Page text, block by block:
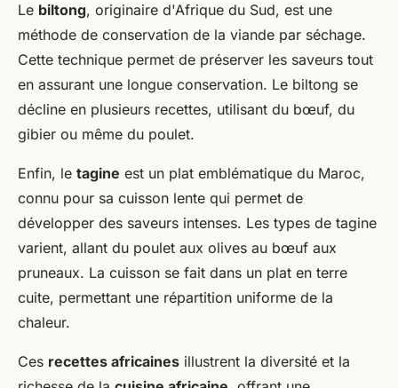
Le biltong, originaire d'Afrique du Sud, est une
méthode de conservation de la viande par séchage.
Cette technique permet de préserver les saveurs tout
en assurant une longue conservation. Le biltong se
décline en plusieurs recettes, utilisant du bœuf, du
gibier ou même du poulet.
Enfin, le tagine est un plat emblématique du Maroc,
connu pour sa cuisson lente qui permet de
développer des saveurs intenses. Les types de tagine
varient, allant du poulet aux olives au bœuf aux
pruneaux. La cuisson se fait dans un plat en terre
cuite, permettant une répartition uniforme de la
chaleur.
Ces recettes africaines illustrent la diversité et la